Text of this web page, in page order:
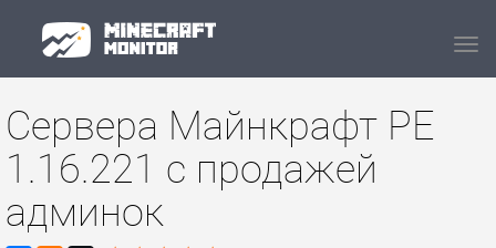
Сервера Майнкрафт PE
1.16.221 с продажей
админок